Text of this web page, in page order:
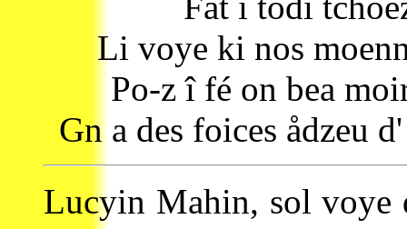
Li voye ki nos
Po-z î fé on bea
Gn a des foices ådzeu
Lucyin Mahin, sol voye